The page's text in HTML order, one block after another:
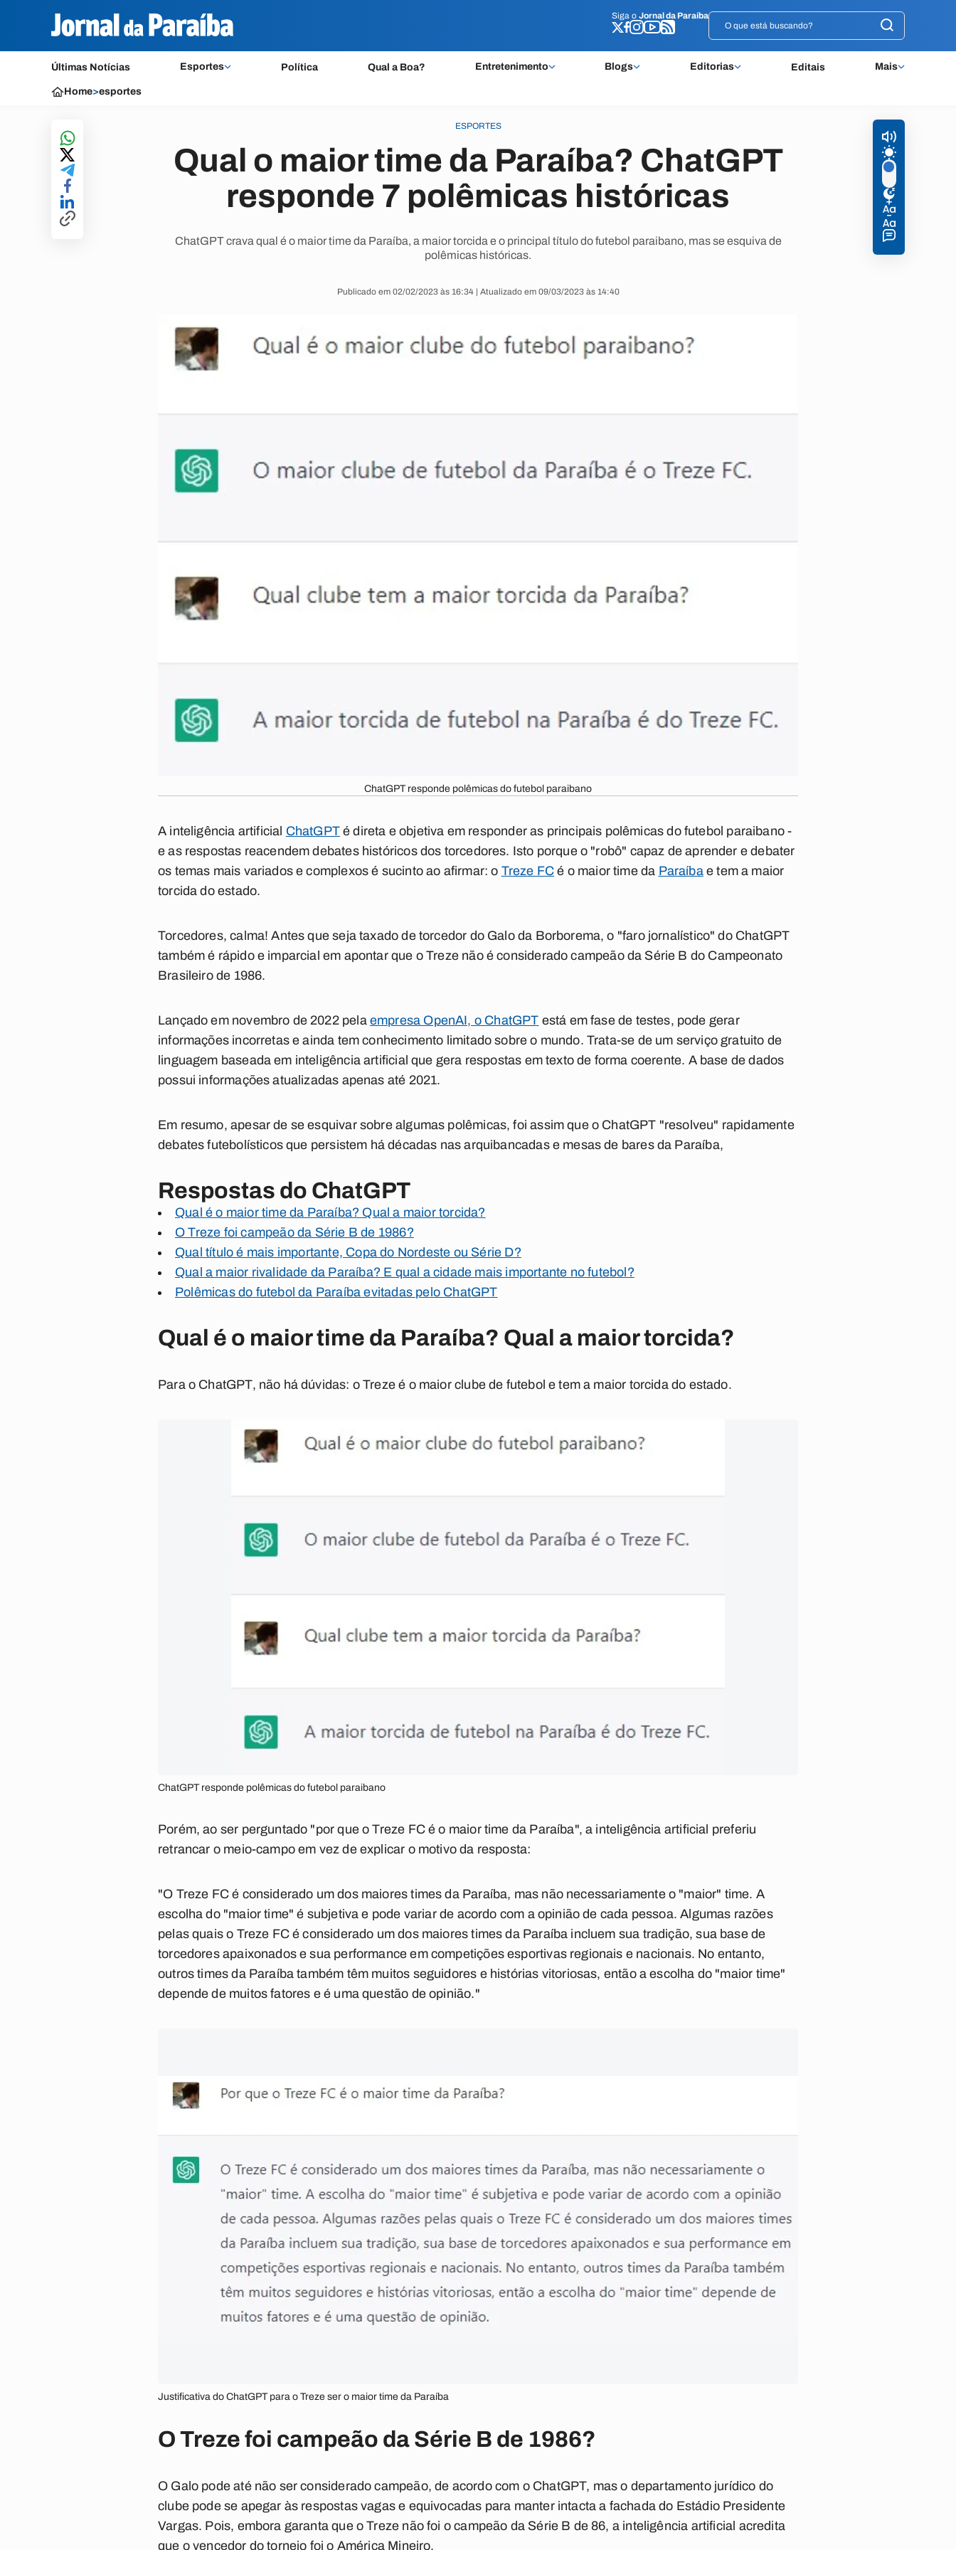
Siga o Jornal da Paraíba
Últimas Notícias Esportes Política Qual a Boa? Entretenimento Blogs Editorias Editais Mais
Siga o Jornal da Paraíba
Home>esportes
ESPORTES
Qual o maior time da Paraíba? ChatGPT
responde 7 polêmicas históricas
ChatGPT crava qual é o maior time da Paraíba, a maior torcida e o principal título do futebol paraibano, mas se esquiva de
polêmicas históricas.
Publicado em 02/02/2023 às 16:34 | Atualizado em 09/03/2023 às 14:40
ChatGPT responde polêmicas do futebol paraibano
A inteligência artificial ChatGPTé direta e objetiva em responder as principais polêmicas do futebol paraibano -
e as respostas reacendem debates históricos dos torcedores. Isto porque o "robô" capaz de aprender e debater
os temas mais variados e complexos é sucinto ao afirmar:o Treze FC é o maior time da Paraíbae tem a maior
torcida do estado.
Torcedores, calma! Antes que seja taxado de torcedor do Galo da Borborema, o "faro jornalístico" do ChatGPT
também é rápido e imparcial em apontar que o Treze não é considerado campeão da Série B do Campeonato
Brasileiro de 1986.
Lançado em novembro de 2022 pela empresa OpenAI, o ChatGPT está em fase de testes, pode gerar
informações incorretas e ainda tem conhecimento limitado sobre o mundo. Trata-se de um serviço gratuito de
linguagem baseada em inteligência artificial que gera respostas em texto de forma coerente. A base de dados
possui informações atualizadas apenas até 2021.
Em resumo, apesar de se esquivar sobre algumas polêmicas, foi assim que o ChatGPT "resolveu" rapidamente
debates futebolísticos que persistem há décadas nas arquibancadas e mesas de bares da Paraíba,
Respostas do ChatGPT
Qual é o maior time da Paraíba? Qual a maior torcida?
O Treze foi campeão da Série B de 1986?
Qual título é mais importante, Copa do Nordeste ou Série D?
Qual a maior rivalidade da Paraíba? E qual a cidade mais importante no futebol?
Polêmicas do futebol da Paraíba evitadas pelo ChatGPT
Qual é o maior time da Paraíba? Qual a maior torcida?
Para o ChatGPT, não há dúvidas: o Treze é o maior clube de futebol e tem a maior torcida do estado.
ChatGPT responde polêmicas do futebol paraibano
Porém, ao ser perguntado "por que o Treze FC é o maior time da Paraíba", a inteligência artificial preferiu
retrancar o meio-campo em vez de explicar o motivo da resposta:
"O Treze FC é considerado um dos maiores times da Paraíba, mas não necessariamente o "maior" time. A
escolha do "maior time" é subjetiva e pode variar de acordo com a opinião de cada pessoa. Algumas razões
pelas quais o Treze FC é considerado um dos maiores times da Paraíba incluem sua tradição, sua base de
torcedores apaixonados e sua performance em competições esportivas regionais e nacionais. No entanto,
outros times da Paraíba também têm muitos seguidores e histórias vitoriosas, então a escolha do "maior time"
depende de muitos fatores e é uma questão de opinião."
Justificativa do ChatGPT para o Treze ser o maior time da Paraíba
O Treze foi campeão da Série B de 1986?
O Galo pode até não ser considerado campeão, de acordo com o ChatGPT, mas o departamento jurídico do
clube pode se apegar às respostas vagas e equivocadas para manter intacta a fachada do Estádio Presidente
Vargas. Pois, embora garanta que o Treze não foi o campeão da Série B de 86, a inteligência artificial acredita
que o vencedor do torneio foi o América Mineiro.